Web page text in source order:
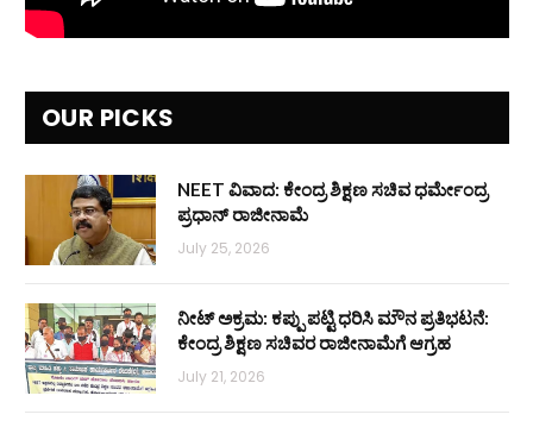
OUR PICKS
NEET ವಿವಾದ: ಕೇಂದ್ರ ಶಿಕ್ಷಣ ಸಚಿವ ಧರ್ಮೇಂದ್ರ
ಪ್ರಧಾನ್ ರಾಜೀನಾಮೆ
July 25, 2026
ನೀಟ್ ಅಕ್ರಮ: ಕಪ್ಪು ಪಟ್ಟಿ ಧರಿಸಿ ಮೌನ ಪ್ರತಿಭಟನೆ:
ಕೇಂದ್ರ ಶಿಕ್ಷಣ ಸಚಿವರ ರಾಜೀನಾಮೆಗೆ ಆಗ್ರಹ
July 21, 2026